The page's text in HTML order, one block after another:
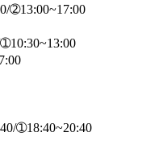
➁13:00~17:00
➀18:40~20:40